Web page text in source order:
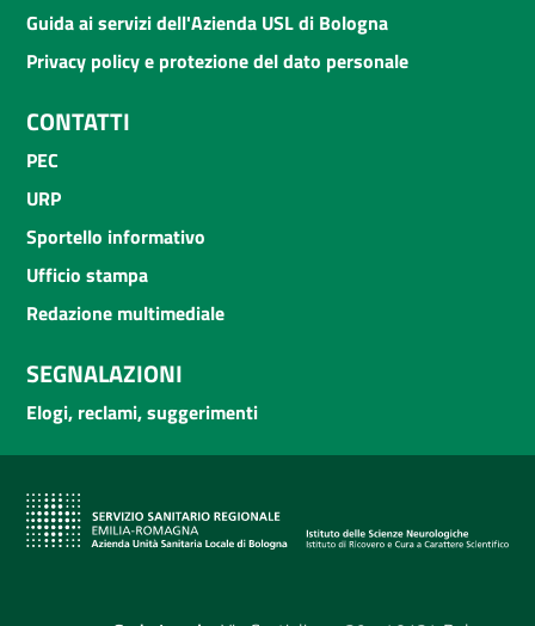
Guida ai servizi dell'Azienda USL di Bologna
Privacy policy e protezione del dato personale
CONTATTI
PEC
URP
Sportello informativo
Ufficio stampa
Redazione multimediale
SEGNALAZIONI
Elogi, reclami, suggerimenti